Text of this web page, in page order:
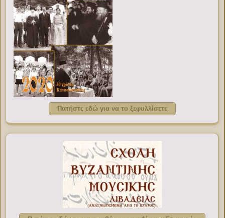
Πατήστε εδώ για να το ξεφυλλίσετε